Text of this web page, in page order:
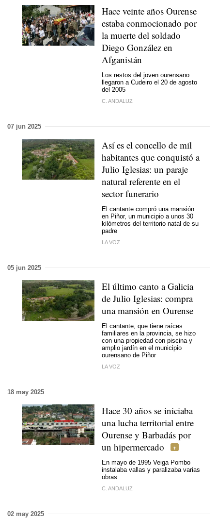
Hace veinte años Ourense
estaba conmocionado por
la muerte del soldado
Diego González en
Afganistán
Los restos del joven ourensano
llegaron a Cudeiro el 20 de agosto
del 2005
C. ANDALUZ
07 jun 2025
Así es el concello de mil
habitantes que conquistó a
Julio Iglesias: un paraje
natural referente en el
sector funerario
El cantante compró una mansión
en Piñor, un municipio a unos 30
kilómetros del territorio natal de su
padre
LA VOZ
05 jun 2025
El último canto a Galicia
de Julio Iglesias: compra
una mansión en Ourense
El cantante, que tiene raíces
familiares en la provincia, se hizo
con una propiedad con piscina y
amplio jardín en el municipio
ourensano de Piñor
LA VOZ
18 may 2025
Hace 30 años se iniciaba
una lucha territorial entre
Ourense y Barbadás por
un hipermercado
En mayo de 1995 Veiga Pombo
instalaba vallas y paralizaba varias
obras
C. ANDALUZ
02 may 2025